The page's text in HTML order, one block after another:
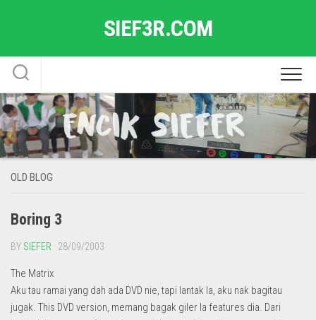
SIEF3R.COM
OLD BLOG
Boring 3
BY SIEFER · 28/09/2003
The Matrix
Aku tau ramai yang dah ada DVD nie, tapi lantak la, aku nak bagitau
jugak. This DVD version, memang bagak giler la features dia. Dari